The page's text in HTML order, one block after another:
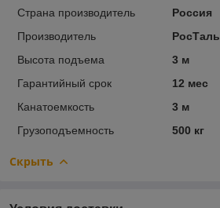
Страна производитель
Россия
Производитель
РосТаль
Высота подъема
3 м
Гарантийный срок
12 мес
Канатоемкость
3 м
Грузоподъемность
500 кг
Скрыть